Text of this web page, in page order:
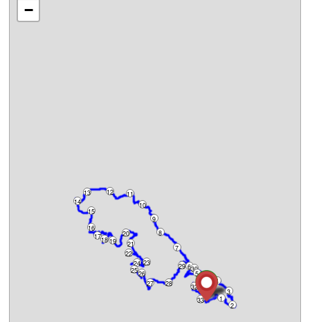
32
16
8
24
4
12
20
28
2
6
10
14
18
22
26
30
1
3
5
7
9
11
13
15
17
19 21
23
25
27
29
31
33
−